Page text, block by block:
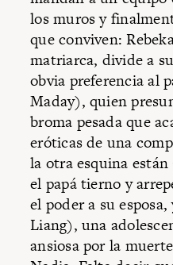
los muros y
que conviven:
matriarca, divide a
obvia preferencia al
Maday), quien
broma pesada que
eróticas de una
la otra esquina
el papá tierno y
el poder a su
Liang), una
ansiosa por la